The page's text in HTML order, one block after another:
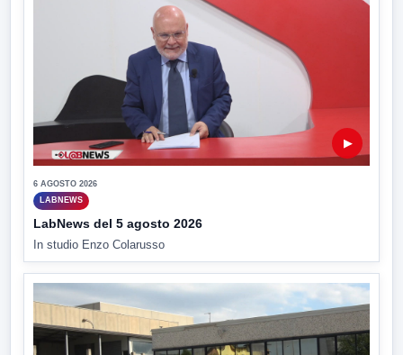
▶
6 AGOSTO 2026
LABNEWS
LabNews del 5 agosto 2026
In studio Enzo Colarusso